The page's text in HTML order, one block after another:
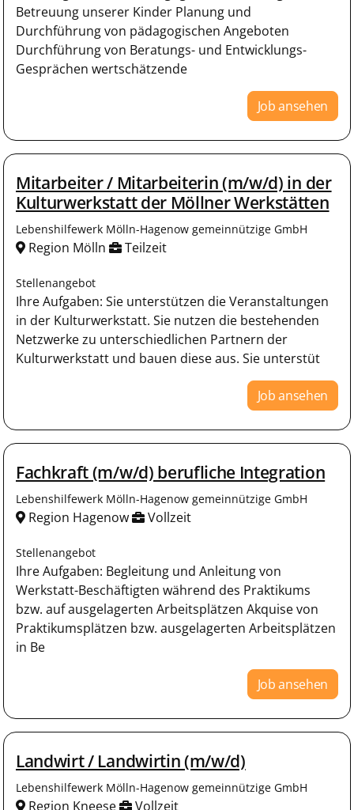
Betreuung unserer Kinder Planung und
Durchführung von pädagogischen Angeboten
Durchführung von Beratungs- und Entwicklungs-
Gesprächen wertschätzende
Job ansehen
Mitarbeiter / Mitarbeiterin (m/w/d) in der
Kulturwerkstatt der Möllner Werkstätten
Lebenshilfewerk Mölln-Hagenow gemeinnützige GmbH
Region Mölln Teilzeit
Stellenangebot
Ihre Aufgaben: Sie unterstützen die Veranstaltungen
in der Kulturwerkstatt. Sie nutzen die bestehenden
Netzwerke zu unterschiedlichen Partnern der
Kulturwerkstatt und bauen diese aus. Sie unterstüt
Job ansehen
Fachkraft (m/w/d) berufliche Integration
Lebenshilfewerk Mölln-Hagenow gemeinnützige GmbH
Region Hagenow Vollzeit
Stellenangebot
Ihre Aufgaben: Begleitung und Anleitung von
Werkstatt-Beschäftigten während des Praktikums
bzw. auf ausgelagerten Arbeitsplätzen Akquise von
Praktikumsplätzen bzw. ausgelagerten Arbeitsplätzen
in Be
Job ansehen
Landwirt / Landwirtin (m/w/d)
Lebenshilfewerk Mölln-Hagenow gemeinnützige GmbH
Region Kneese Vollzeit